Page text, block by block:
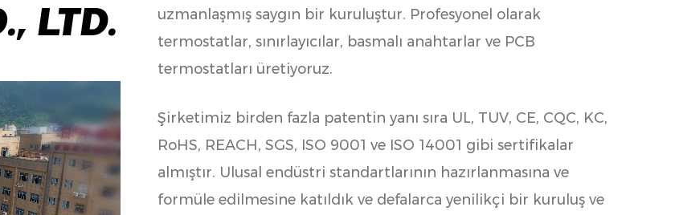
LTD.
uzmanlaşmış saygın bir kuruluştur. Profesyonel olarak
termostatlar, sınırlayıcılar, basmalı anahtarlar ve PCB
termostatları üretiyoruz.
Şirketimiz birden fazla patentin yanı sıra UL, TUV, CE, CQC, KC,
RoHS, REACH, SGS, ISO 9001 ve ISO 14001 gibi sertifikalar
almıştır. Ulusal endüstri standartlarının hazırlanmasına ve
formüle edilmesine katıldık ve defalarca yenilikçi bir kuruluş ve